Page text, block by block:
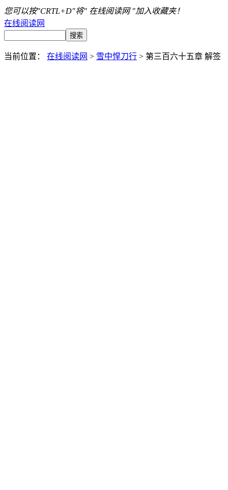
您可以按"CRTL+D"将" 在线阅读网 "加入收藏夹！
在线阅读网
当前位置： 在线阅读网 > 雪中悍刀行 > 第三百六十五章 解签